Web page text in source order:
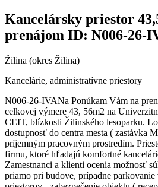
Kancelársky priestor
prenájom ID: N006-26-
Žilina (okres Žilina)
Kancelárie, administratívne priestory
N006-26-IVANa Ponúkam Vám na
celkovej výmere 43, 56m2 na
CEIT, blízkosti Žilinského lesoparku.
dostupnosť do centra mesta ( zastávka
príjemným pracovným prostredím.
firmu, ktoré hľadajú komfortné
Zamestnanci a klienti ocenia možnosť
priamo pri budove, prípadne